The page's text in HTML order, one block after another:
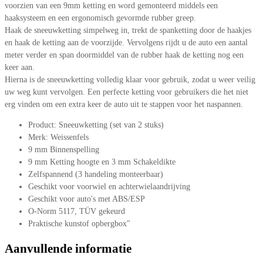
voorzien van een 9mm ketting en word gemonteerd middels een
haaksysteem en een ergonomisch gevormde rubber greep.
Haak de sneeuwketting simpelweg in, trekt de spanketting door de haakjes
en haak de ketting aan de voorzijde. Vervolgens rijdt u de auto een aantal
meter verder en span doormiddel van de rubber haak de ketting nog een
keer aan.
Hierna is de sneeuwketting volledig klaar voor gebruik, zodat u weer veilig
uw weg kunt vervolgen. Een perfecte ketting voor gebruikers die het niet
erg vinden om een extra keer de auto uit te stappen voor het naspannen.
Product: Sneeuwketting (set van 2 stuks)
Merk: Weissenfels
9 mm Binnenspelling
9 mm Ketting hoogte en 3 mm Schakeldikte
Zelfspannend (3 handeling monteerbaar)
Geschikt voor voorwiel en achterwielaandrijving
Geschikt voor auto's met ABS/ESP
O-Norm 5117, TÜV gekeurd
Praktische kunstof opbergbox"
Aanvullende informatie